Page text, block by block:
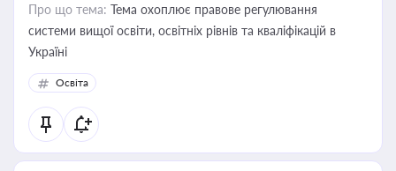
Про що тема: Тема охоплює правове регулювання
системи вищої освіти, освітніх рівнів та кваліфікацій в
Україні
Освіта